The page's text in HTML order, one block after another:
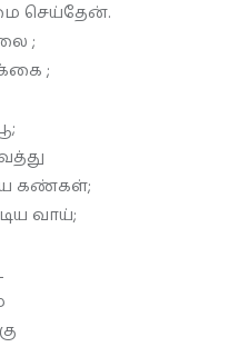
செய்தேன்.
;
;
கண்கள்;
வாய்;